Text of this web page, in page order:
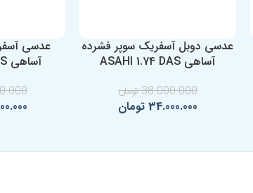
عدسی دوبل آسفریک سوپر فشرده
آساهی ASAHI 1.74 DAS
38.000.000تومان
34.000.000 تومان
عدسی
آساهی ASAHI 1.74 AS